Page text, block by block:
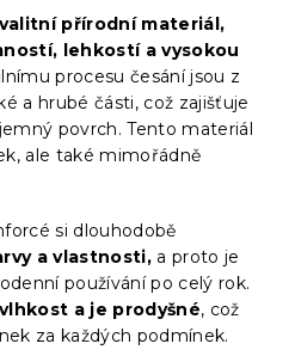
přírodní materiál,
lehkostí a vysokou
procesu česání jsou z
a hrubé části, což zajišťuje
povrch. Tento materiál
ale také mimořádně
si dlouhodobě
a vlastnosti, a proto je
používání po celý rok.
a je prodyšné, což
za každých podmínek.